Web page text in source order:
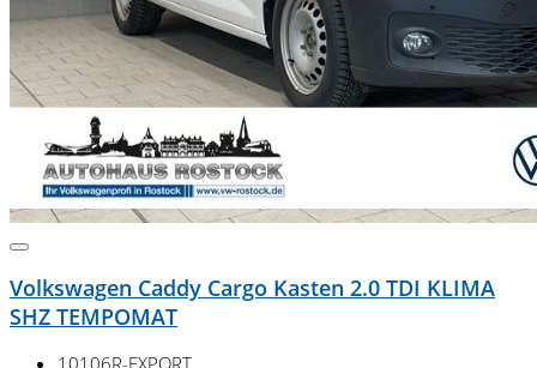
Volkswagen Caddy Cargo Kasten 2.0 TDI KLIMA
SHZ TEMPOMAT